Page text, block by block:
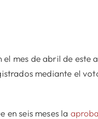
mes de abril de este
mediante el
en seis meses la